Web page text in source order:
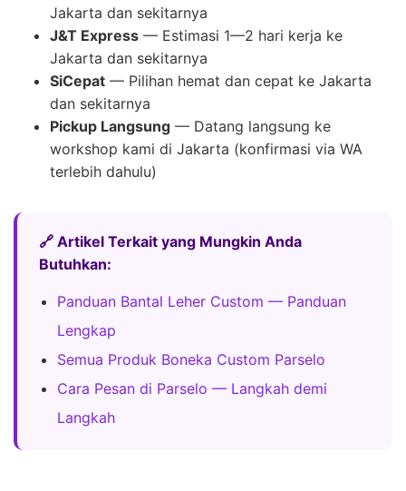
Jakarta dan sekitarnya
J&T Express — Estimasi 1—2 hari kerja ke
Jakarta dan sekitarnya
SiCepat — Pilihan hemat dan cepat ke Jakarta
dan sekitarnya
Pickup Langsung — Datang langsung ke
workshop kami di Jakarta (konfirmasi via WA
terlebih dahulu)
🔗 Artikel Terkait yang Mungkin Anda
Butuhkan:
Panduan Bantal Leher Custom — Panduan
Lengkap
Semua Produk Boneka Custom Parselo
Cara Pesan di Parselo — Langkah demi
Langkah